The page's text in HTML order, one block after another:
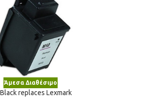
Άμεσα Διαθέσιμο
replaces Lexmark